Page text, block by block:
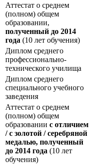
Аттестат о среднем
(полном) общем
образовании,
полученный до 2014
года (10 лет обучения)
Диплом среднего
профессионально-
технического училища
Диплом среднего
специального учебного
заведения
Аттестат о среднем
(полном) общем
образовании с отличием
/ с золотой / серебряной
медалью, полученный
до 2014 года (10 лет
обучения)